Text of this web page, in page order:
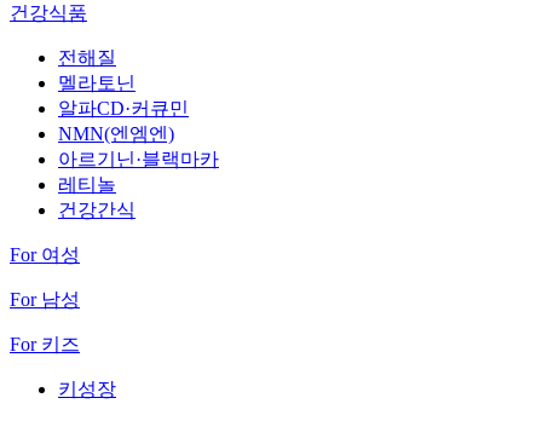
건강식품
전해질
멜라토닌
알파CD·커큐민
NMN(엔엠엔)
아르기닌·블랙마카
레티놀
건강간식
For 여성
For 남성
For 키즈
키성장